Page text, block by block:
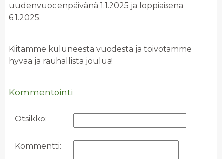
uudenvuodenpäivänä 1.1.2025 ja loppiaisena
6.1.2025.
Kiitämme kuluneesta vuodesta ja toivotamme
hyvää ja rauhallista joulua!
Kommentointi
Otsikko:
Kommentti: